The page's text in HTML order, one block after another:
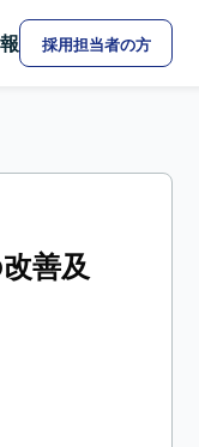
採用担当者の方
善及